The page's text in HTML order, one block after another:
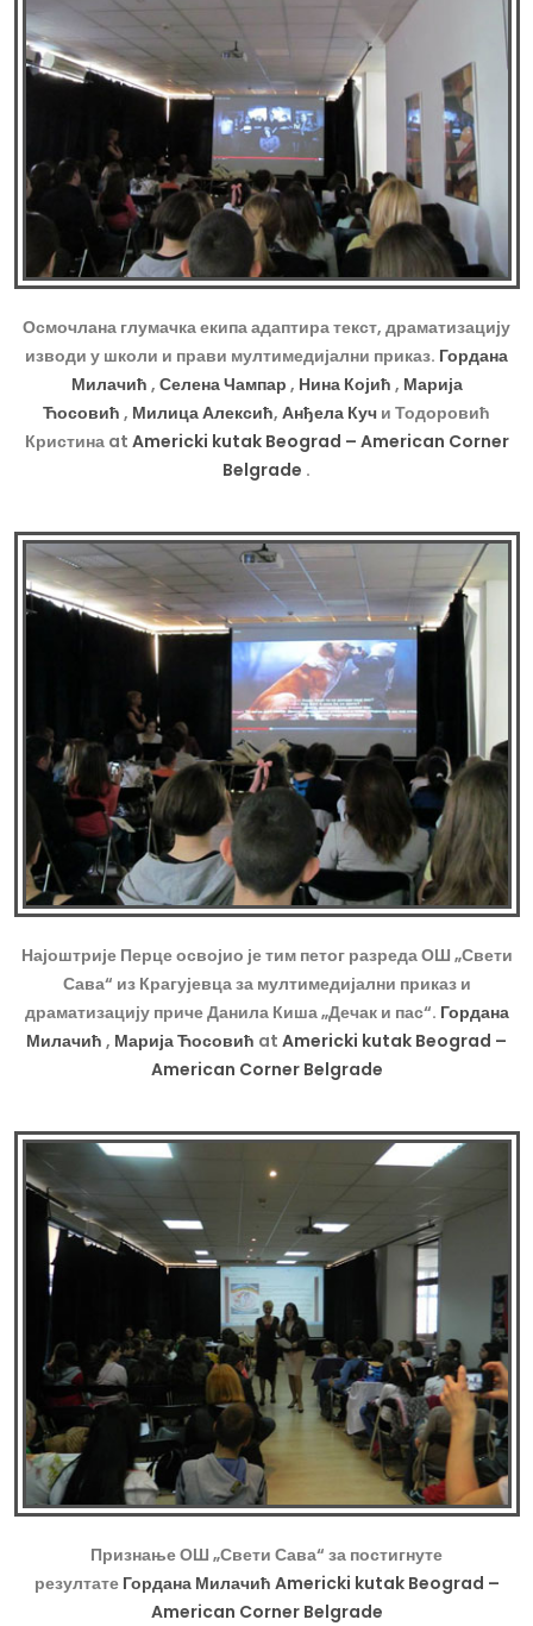
Осмочлана глумачка екипа адаптира текст, драматизацију
изводи у школи и прави мултимедијални приказ. Гордана
Милачић , Селена Чампар , Нина Којић , Марија
Ћосовић , Милица Алексић, Анђела Куч и Тодоровић
Кристина at Americki kutak Beograd – American Corner
Belgrade .
Најоштрије Перце освојио је тим петог разреда ОШ „Свети
Сава“ из Крагујевца за мултимедијални приказ и
драматизацију приче Данила Киша „Дечак и пас“. Гордана
Милачић , Марија Ћосовић at Americki kutak Beograd –
American Corner Belgrade
Признање ОШ „Свети Сава“ за постигнуте
резултате Гордана Милачић Americki kutak Beograd –
American Corner Belgrade